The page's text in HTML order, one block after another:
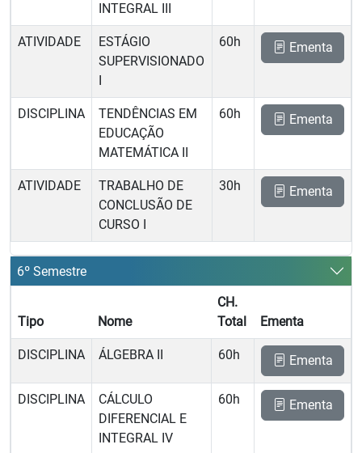
INTEGRAL III
ATIVIDADE
ESTÁGIO
SUPERVISIONADO
I
60h Ementa
DISCIPLINA
TENDÊNCIAS EM
EDUCAÇÃO
MATEMÁTICA II
60h Ementa
ATIVIDADE
TRABALHO DE
CONCLUSÃO DE
CURSO I
30h Ementa
6º Semestre
Tipo Nome
CH.
Total
Ementa
DISCIPLINA ÁLGEBRA II 60h Ementa
DISCIPLINA
CÁLCULO
DIFERENCIAL E
INTEGRAL IV
60h Ementa